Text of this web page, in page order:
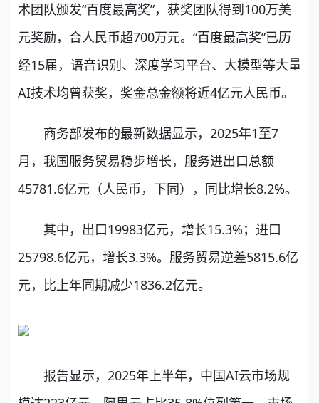
术团队颁发“百度最高奖”，获奖团队得到100万美
元奖励，合人民币超700万元。“百度最高奖”已历
经15届，语音识别、深度学习平台、大模型等大量
AI技术均曾获奖，奖金总金额将近4亿元人民币。
商务部发布的最新数据显示，2025年1至7
月，我国服务贸易稳步增长，服务进出口总额
45781.6亿元（人民币，下同），同比增长8.2%。
其中，出口19983亿元，增长15.3%；进口
25798.6亿元，增长3.3%。服务贸易逆差5815.6亿
元，比上年同期减少1836.2亿元。
报告显示，2025年上半年，中国AI云市场规